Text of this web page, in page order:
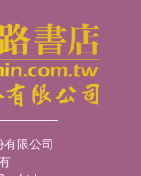
限公司